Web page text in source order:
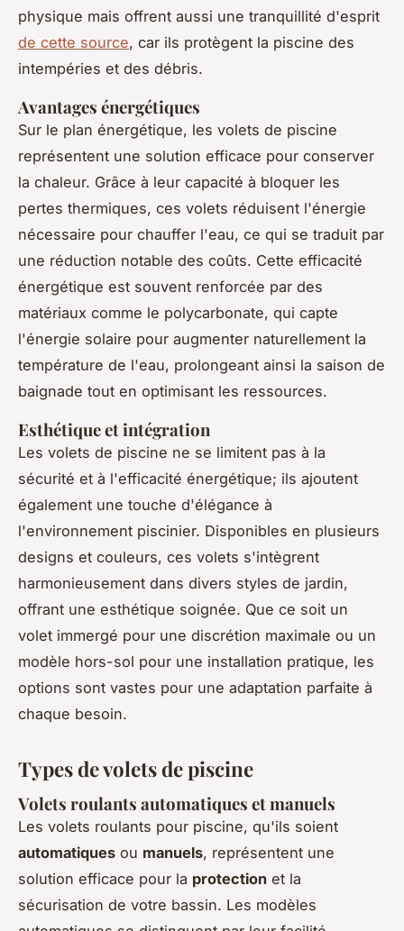
physique mais offrent aussi une tranquillité d'esprit
de cette source, car ils protègent la piscine des
intempéries et des débris.
Avantages énergétiques
Sur le plan énergétique, les volets de piscine
représentent une solution efficace pour conserver
la chaleur. Grâce à leur capacité à bloquer les
pertes thermiques, ces volets réduisent l'énergie
nécessaire pour chauffer l'eau, ce qui se traduit par
une réduction notable des coûts. Cette efficacité
énergétique est souvent renforcée par des
matériaux comme le polycarbonate, qui capte
l'énergie solaire pour augmenter naturellement la
température de l'eau, prolongeant ainsi la saison de
baignade tout en optimisant les ressources.
Esthétique et intégration
Les volets de piscine ne se limitent pas à la
sécurité et à l'efficacité énergétique; ils ajoutent
également une touche d'élégance à
l'environnement piscinier. Disponibles en plusieurs
designs et couleurs, ces volets s'intègrent
harmonieusement dans divers styles de jardin,
offrant une esthétique soignée. Que ce soit un
volet immergé pour une discrétion maximale ou un
modèle hors-sol pour une installation pratique, les
options sont vastes pour une adaptation parfaite à
chaque besoin.
Types de volets de piscine
Volets roulants automatiques et manuels
Les volets roulants pour piscine, qu'ils soient
automatiques ou manuels, représentent une
solution efficace pour la protection et la
sécurisation de votre bassin. Les modèles